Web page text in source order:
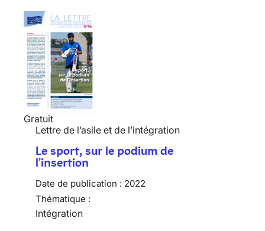
Gratuit
Lettre de l’asile et de l’intégration
Le sport, sur le podium de
l'insertion
Date de publication : 2022
Thématique :
Intégration